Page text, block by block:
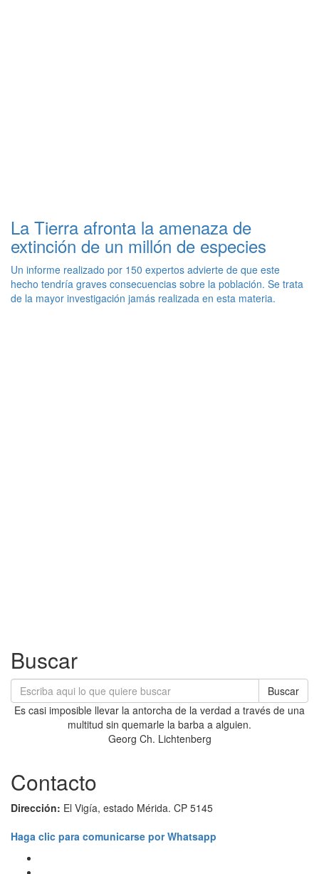
La Tierra afronta la amenaza de
extinción de un millón de especies
Un informe realizado por 150 expertos advierte de que este
hecho tendría graves consecuencias sobre la población. Se trata
de la mayor investigación jamás realizada en esta materia.
Buscar
Buscar
Es casi imposible llevar la antorcha de la verdad a través de una
multitud sin quemarle la barba a alguien.
Georg Ch. Lichtenberg
Contacto
Dirección: El Vigía, estado Mérida. CP 5145
Haga clic para comunicarse por Whatsapp